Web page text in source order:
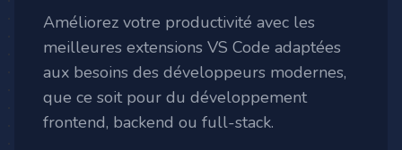
Améliorez votre productivité avec les
meilleures extensions VS Code adaptées
aux besoins des développeurs modernes,
que ce soit pour du développement
frontend, backend ou full-stack.